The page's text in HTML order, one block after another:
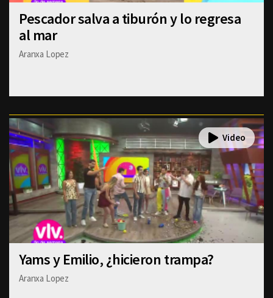
Pescador salva a tiburón y lo regresa
al mar
Aranxa Lopez
Yams y Emilio, ¿hicieron trampa?
Aranxa Lopez